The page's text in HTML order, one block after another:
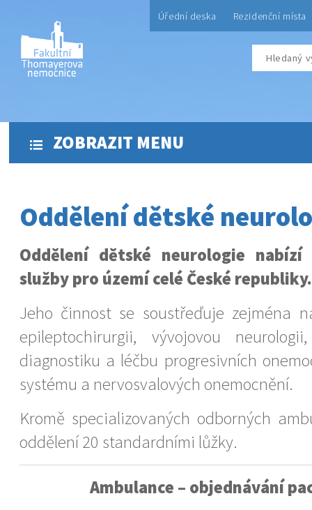
Úřední deska Rezidenční místa
ZOBRAZIT MENU
Oddělení dětské
Oddělení dětské neurologie nabízí
služby pro území celé České republiky.
Jeho činnost se soustřeďuje zejména
epileptochirurgii, vývojovou
diagnostiku a léčbu progresivních
systému a nervosvalových onemocnění.
Kromě specializovaných odborných
oddělení 20 standardními lůžky.
Ambulance – objednávání